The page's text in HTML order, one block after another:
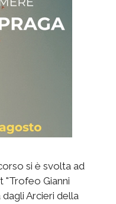
si è svolta ad
"Trofeo Gianni
dagli Arcieri della